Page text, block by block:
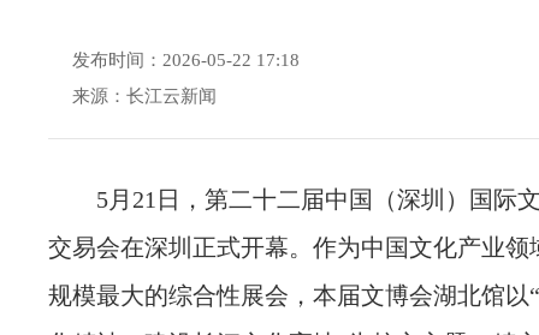
发布时间：2026-05-22 17:18
来源：长江云新闻
5月21日，第二十二届中国（深圳）国际
交易会在深圳正式开幕。作为中国文化产业领
规模最大的综合性展会，本届文博会湖北馆以